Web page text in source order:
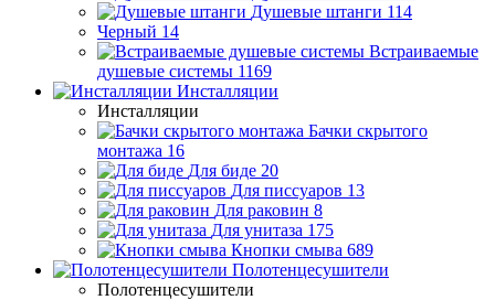
Душевые штанги 114
Черный 14
Встраиваемые
душевые системы 1169
Инсталляции
Инсталляции
Бачки скрытого
монтажа 16
Для биде 20
Для писсуаров 13
Для раковин 8
Для унитаза 175
Кнопки смыва 689
Полотенцесушители
Полотенцесушители